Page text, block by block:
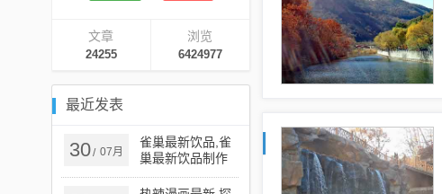
文章
24255
浏览
6424977
最近发表
30/ 07月
雀巢最新饮品,雀
巢最新饮品制作
指南，解锁夏日
清新饮品新技能